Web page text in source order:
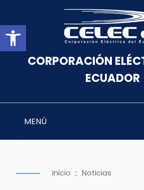
Abrir barra de
CORPORACIÓN
ECUADOR
MENÚ
Inicio :: Noticias